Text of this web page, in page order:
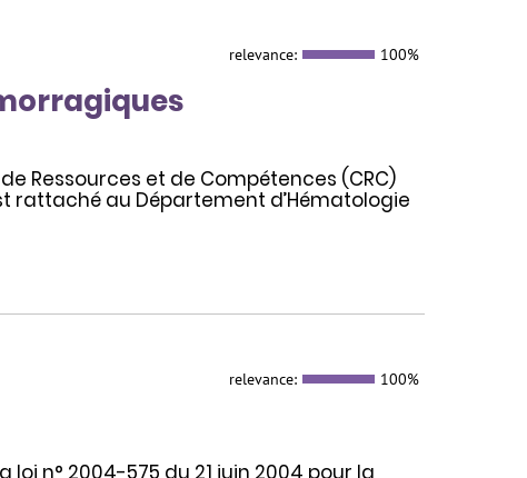
relevance: 100%
Ressources et de Compétences (CRC)
rattaché au Département d’Hématologie
relevance: 100%
n° 2004-575 du 21 juin 2004 pour la